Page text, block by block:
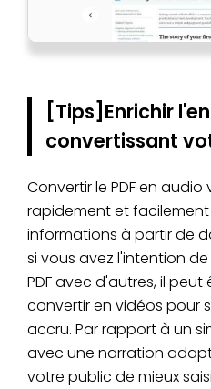
[Tips]Enrichir
convertissant
Convertir le PDF en
rapidement et facilement
informations à partir de
si vous avez l'intention
PDF avec d'autres, il
convertir en vidéos pour
accru. Par rapport à un
avec une narration
votre public de mieux